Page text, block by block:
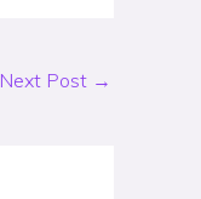
Next Post →